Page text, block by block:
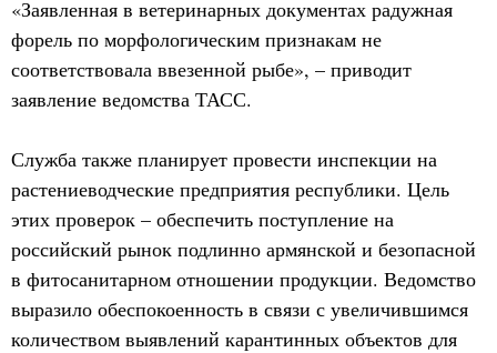
«‎Заявленная в ветеринарных документах радужная
форель по морфологическим признакам не
соответствовала ввезенной рыбе», – приводит
заявление ведомства ТАСС.
Служба также планирует провести инспекции на
растениеводческие предприятия республики. Цель
этих проверок – обеспечить поступление на
российский рынок подлинно армянской и безопасной
в фитосанитарном отношении продукции. Ведомство
выразило обеспокоенность в связи с увеличившимся
количеством выявлений карантинных объектов для